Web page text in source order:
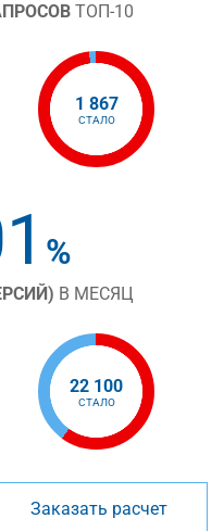
ТОП-10
1 867
СТАЛО
%
В МЕСЯЦ
22 100
СТАЛО
Заказать расчет